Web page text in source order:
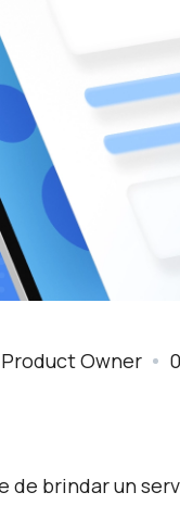
Owner
de brindar un